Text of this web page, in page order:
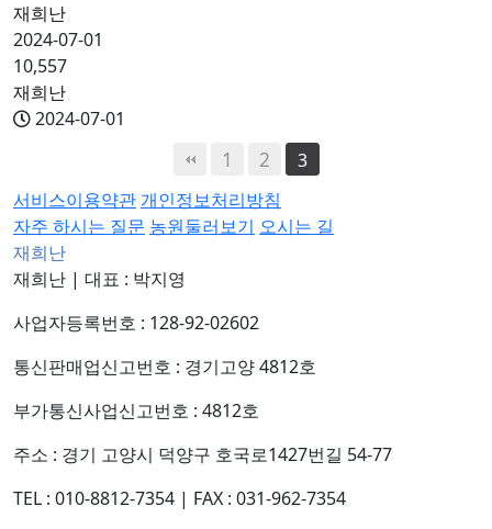
재희난
2024-07-01
10,557
재희난
2024-07-01
1 2
3
서비스이용약관 개인정보처리방침
자주 하시는 질문 농원둘러보기 오시는 길
재희난
재희난 | 대표 : 박지영
사업자등록번호 : 128-92-02602
통신판매업신고번호 : 경기고양 4812호
부가통신사업신고번호 : 4812호
주소 : 경기 고양시 덕양구 호국로1427번길 54-77
TEL : 010-8812-7354 | FAX : 031-962-7354